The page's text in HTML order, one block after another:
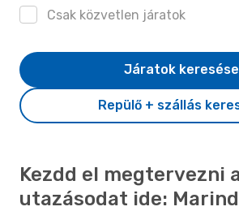
Csak közvetlen járatok
Repülő + szállás
Járatok keresése
Kezdd el megtervezni
utazásodat ide: